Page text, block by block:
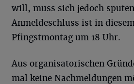
will, muss sich jedoch
Anmeldeschluss ist in
Pfingstmontag um 18 Uhr.
Aus organisatorischen
mal keine Nachmeldungen